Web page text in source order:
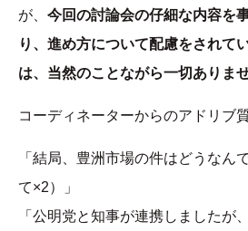
が、 今回の討論会の仔細な内容を
り、進め方について配慮をされて
は、当然のことながら一切ありま
コーディネーターからのアドリブ
「結局、豊洲市場の件はどうなん
て×2）」
「公明党と知事が連携しましたが